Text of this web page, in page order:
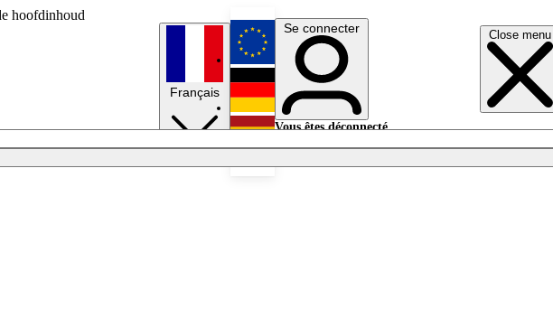
hoofdinhoud
Close menu
Français
English
Deutsch
Se connecter
Vous êtes déconnecté.